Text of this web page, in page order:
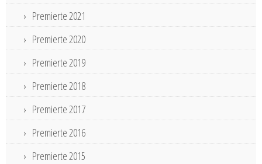
Premierte 2021
Premierte 2020
Premierte 2019
Premierte 2018
Premierte 2017
Premierte 2016
Premierte 2015